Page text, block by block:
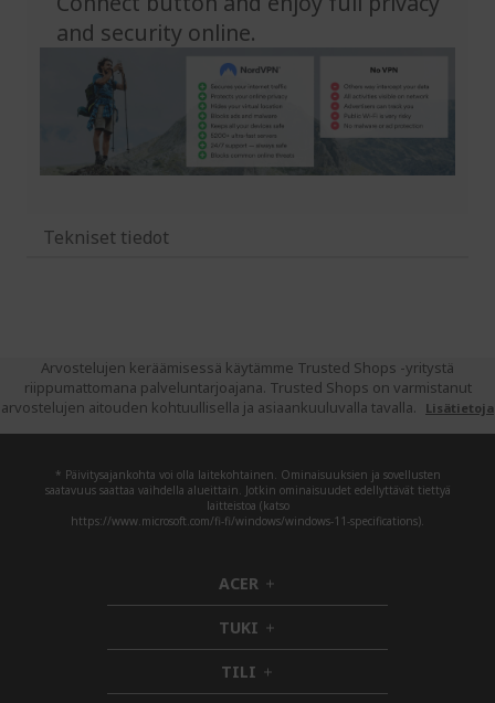
and security online.
Tekniset tiedot
Arvostelujen keräämisessä käytämme Trusted Shops -yritystä
riippumattomana palveluntarjoajana. Trusted Shops on varmistanut
arvostelujen aitouden kohtuullisella ja asiaankuuluvalla tavalla.
Lisätietoja
* Päivitysajankohta voi olla laitekohtainen. Ominaisuuksien ja sovellusten
saatavuus saattaa vaihdella alueittain. Jotkin ominaisuudet edellyttävät tiettyä
laitteistoa (katso
https://www.microsoft.com/fi-fi/windows/windows-11-specifications).
ACER h
i
d
d
e
n
TUKI h
i
d
d
TILI h
i